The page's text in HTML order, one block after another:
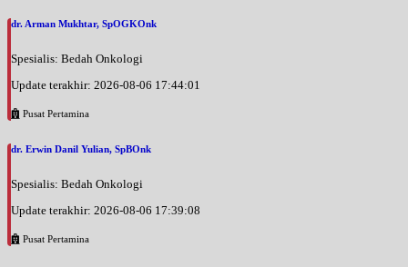
dr. Arman Mukhtar, SpOGKOnk
Spesialis: Bedah Onkologi
Update terakhir: 2026-08-06 17:44:01
Pusat Pertamina
dr. Erwin Danil Yulian, SpBOnk
Spesialis: Bedah Onkologi
Update terakhir: 2026-08-06 17:39:08
Pusat Pertamina